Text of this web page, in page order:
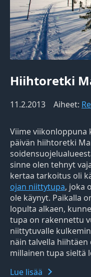
Hiihtoretki
11.2.2013 Aiheet:
Viime viikonloppuna
päivän hiihtoretki
sinne olen tehnyt
kertaa tarkoitus oli
ojan niittytupa, joka
ole käynyt. Paikalla
lopulta alkaen,
tupa on rakennettu
niittytuvalle
näin talvella
millainen tupa sieltä
Lue lisää